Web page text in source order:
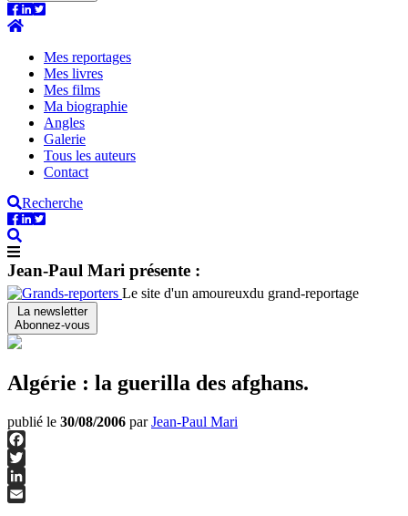
Mes reportages
Mes livres
Mes films
Ma biographie
Angles
Galerie
Tous les auteurs
Contact
Recherche
Jean-Paul Mari présente :
Le site d'un amoureuxdu grand-reportage
La newsletter
Abonnez-vous
Algérie : la guerilla des afghans.
publié le 30/08/2006 parJean-Paul Mari
Facebook
Twitter
LinkedIn